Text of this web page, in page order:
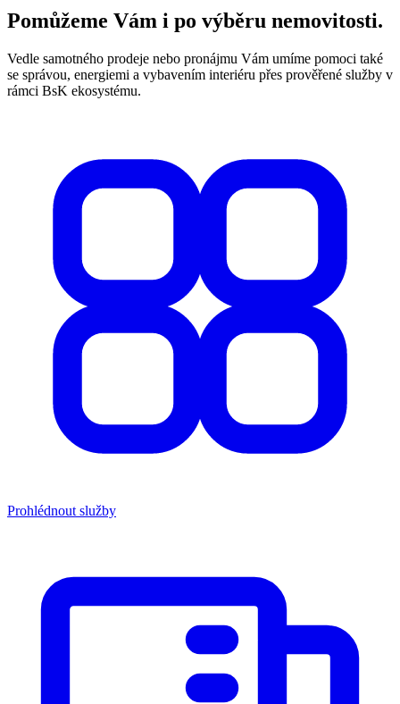
Pomůžeme Vám i po výběru nemovitosti.
Vedle samotného prodeje nebo pronájmu Vám umíme pomoci také
se správou, energiemi a vybavením interiéru přes prověřené služby v
rámci BsK ekosystému.
Prohlédnout služby